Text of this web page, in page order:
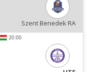
Szent Benedek RA
20:00